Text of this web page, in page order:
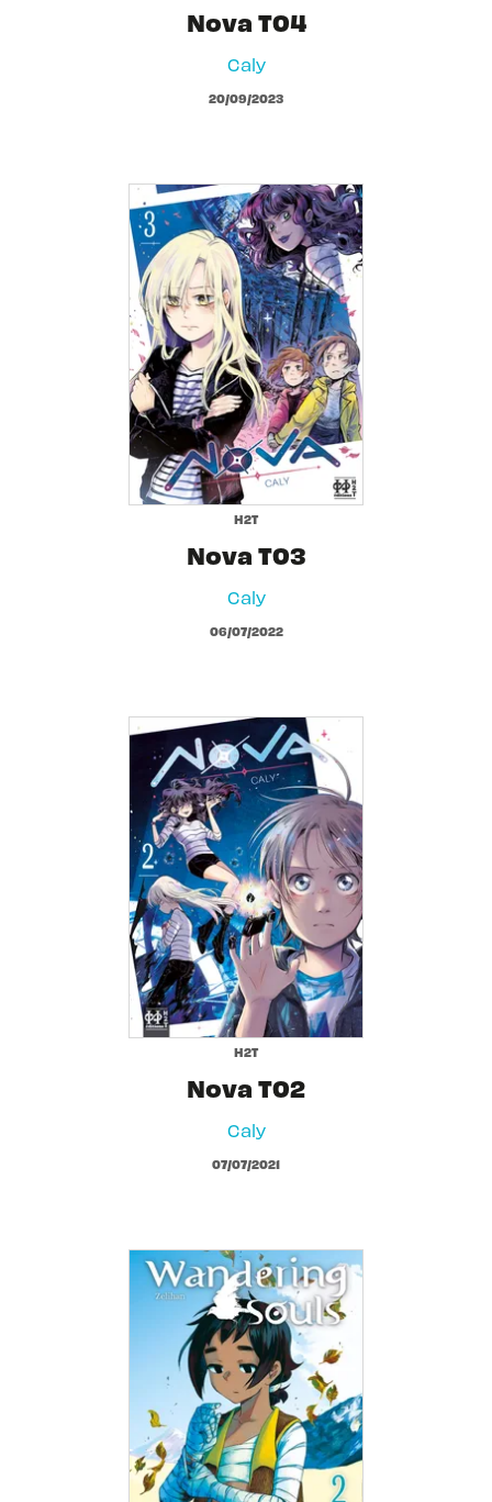
Nova T04
Caly
20/09/2023
H2T
Nova T03
Caly
06/07/2022
H2T
Nova T02
Caly
07/07/2021